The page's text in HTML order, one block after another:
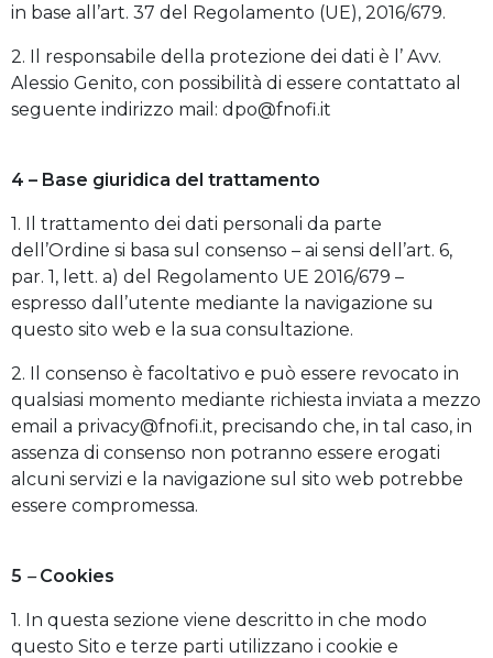
in base all’art. 37 del Regolamento (UE), 2016/679.
2. Il responsabile della protezione dei dati è l’ Avv.
Alessio Genito, con possibilità di essere contattato al
seguente indirizzo mail: dpo@fnofi.it
4 – Base giuridica del trattamento
1. Il trattamento dei dati personali da parte
dell’Ordine si basa sul consenso – ai sensi dell’art. 6,
par. 1, lett. a) del Regolamento UE 2016/679 –
espresso dall’utente mediante la navigazione su
questo sito web e la sua consultazione.
2. Il consenso è facoltativo e può essere revocato in
qualsiasi momento mediante richiesta inviata a mezzo
email a privacy@fnofi.it, precisando che, in tal caso, in
assenza di consenso non potranno essere erogati
alcuni servizi e la navigazione sul sito web potrebbe
essere compromessa.
5 – Cookies
1. In questa sezione viene descritto in che modo
questo Sito e terze parti utilizzano i cookie e